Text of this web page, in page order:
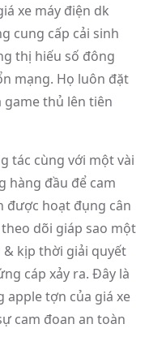
xe máy điện dk
cung cấp cải sinh
thị hiếu số đông
mạng. Họ luôn đặt
game thủ lên tiên
tác cùng với một vài
hàng đầu để cam
được hoạt đụng cân
dõi giáp sao một
kịp thời giải quyết
cáp xảy ra. Đây là
apple tợn của giá xe
cam đoan an toàn